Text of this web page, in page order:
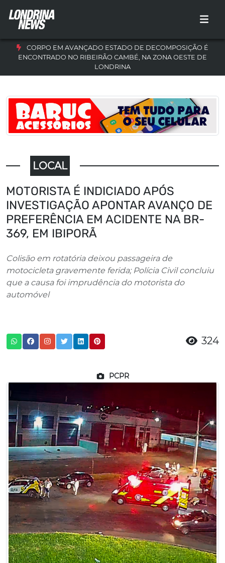
CORPO EM AVANÇADO ESTADO DE DECOMPOSIÇÃO É
ENCONTRADO NO RIBEIRÃO CAMBÉ, NA ZONA OESTE DE
LONDRINA
LOCAL
MOTORISTA É INDICIADO APÓS
INVESTIGAÇÃO APONTAR AVANÇO DE
PREFERÊNCIA EM ACIDENTE NA BR-
369, EM IBIPORÃ
Colisão em rotatória deixou passageira de
motocicleta gravemente ferida; Polícia Civil concluiu
que a causa foi imprudência do motorista do
automóvel
324
PCPR